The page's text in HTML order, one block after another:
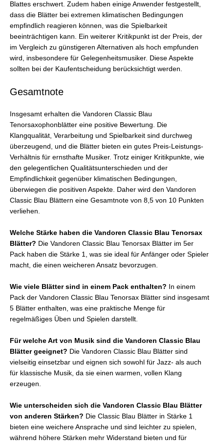
Blattes erschwert. Zudem haben einige Anwender festgestellt,
dass die Blätter bei extremen klimatischen Bedingungen
empfindlich reagieren können, was die Spielbarkeit
beeinträchtigen kann. Ein weiterer Kritikpunkt ist der Preis, der
im Vergleich zu günstigeren Alternativen als hoch empfunden
wird, insbesondere für Gelegenheitsmusiker. Diese Aspekte
sollten bei der Kaufentscheidung berücksichtigt werden.
Gesamtnote
Insgesamt erhalten die Vandoren Classic Blau
Tenorsaxophonblätter eine positive Bewertung. Die
Klangqualität, Verarbeitung und Spielbarkeit sind durchweg
überzeugend, und die Blätter bieten ein gutes Preis-Leistungs-
Verhältnis für ernsthafte Musiker. Trotz einiger Kritikpunkte, wie
den gelegentlichen Qualitätsunterschieden und der
Empfindlichkeit gegenüber klimatischen Bedingungen,
überwiegen die positiven Aspekte. Daher wird den Vandoren
Classic Blau Blättern eine Gesamtnote von 8,5 von 10 Punkten
verliehen.
Welche Stärke haben die Vandoren Classic Blau Tenorsax
Blätter? Die Vandoren Classic Blau Tenorsax Blätter im 5er
Pack haben die Stärke 1, was sie ideal für Anfänger oder Spieler
macht, die einen weicheren Ansatz bevorzugen.
Wie viele Blätter sind in einem Pack enthalten? In einem
Pack der Vandoren Classic Blau Tenorsax Blätter sind insgesamt
5 Blätter enthalten, was eine praktische Menge für
regelmäßiges Üben und Spielen darstellt.
Für welche Art von Musik sind die Vandoren Classic Blau
Blätter geeignet? Die Vandoren Classic Blau Blätter sind
vielseitig einsetzbar und eignen sich sowohl für Jazz- als auch
für klassische Musik, da sie einen warmen, vollen Klang
erzeugen.
Wie unterscheiden sich die Vandoren Classic Blau Blätter
von anderen Stärken? Die Classic Blau Blätter in Stärke 1
bieten eine weichere Ansprache und sind leichter zu spielen,
während höhere Stärken mehr Widerstand bieten und für